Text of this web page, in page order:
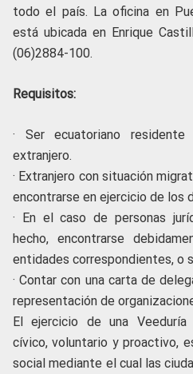
todo el país. La oficina en
está ubicada en Enrique
(06)2884-100.
Requisitos:
· Ser ecuatoriano
extranjero.
· Extranjero con situación
encontrarse en ejercicio de los
·
En el caso de personas
hecho, encontrarse
entidades correspondientes, o
·Contar con una carta de
representación de
El ejercicio de una Veeduría
cívico, voluntario y proactivo,
social mediante el cual las